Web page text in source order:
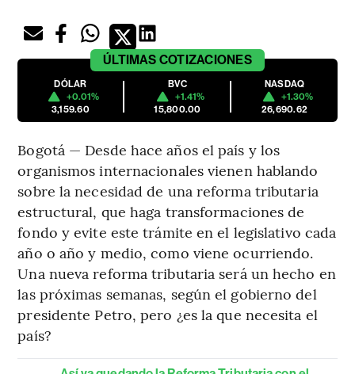
ÚLTIMAS COTIZACIONES
DÓLAR
+0.01%
3,159.60
BVC
+1.41%
15,800.00
NASDAQ
+1.30%
26,690.62
Bogotá — Desde hace años el país y los
organismos internacionales vienen hablando
sobre la necesidad de una reforma tributaria
estructural, que haga transformaciones de
fondo y evite este trámite en el legislativo cada
año o año y medio, como viene ocurriendo.
Una nueva reforma tributaria será un hecho en
las próximas semanas, según el gobierno del
presidente Petro, pero ¿es la que necesita el
país?